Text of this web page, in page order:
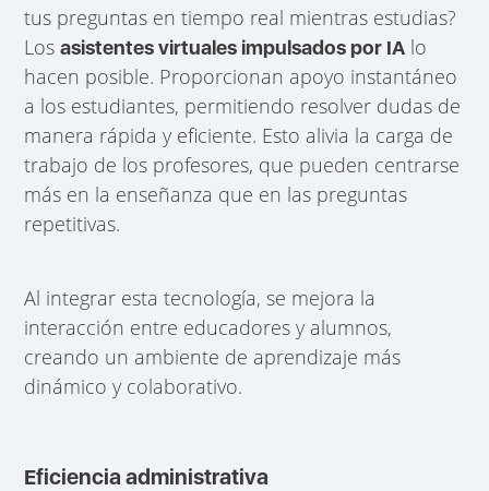
tus preguntas en tiempo real mientras estudias?
Losasistentes virtuales impulsados por IA lo
hacen posible. Proporcionan apoyo instantáneo
a los estudiantes, permitiendo resolver dudas de
manera rápida y eficiente. Esto alivia la carga de
trabajo de los profesores, que pueden centrarse
más en la enseñanza que en las preguntas
repetitivas.
Al integrar esta tecnología, se mejora la
interacción entre educadores y alumnos,
creando un ambiente de aprendizaje más
dinámico y colaborativo.
Eficiencia administrativa